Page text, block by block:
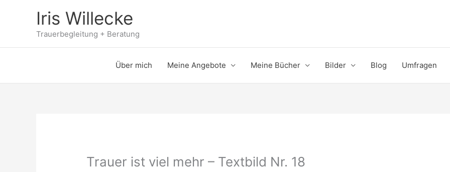
Iris Willecke
Trauerbegleitung + Beratung
Über mich Meine Angebote Meine Bücher Bilder Blog Umfragen
Trauer ist viel mehr – Textbild Nr. 18